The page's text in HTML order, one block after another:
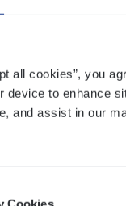
all cookies”, you
device to enhance
and assist in our